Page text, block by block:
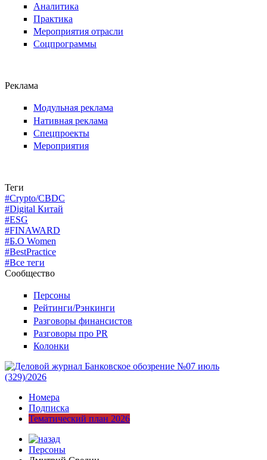
Аналитика
Практика
Мероприятия отрасли
Соцпрограммы
Реклама
Модульная реклама
Нативная реклама
Спецпроекты
Мероприятия
Теги
#Crypto/CBDC
#Digital Китай
#ESG
#FINAWARD
#Б.О Women
#BestPractice
#Все теги
Сообщество
Персоны
Рейтинги/Рэнкинги
Разговоры финансистов
Разговоры про PR
Колонки
Номера
Подписка
Тематический план 2026
Персоны